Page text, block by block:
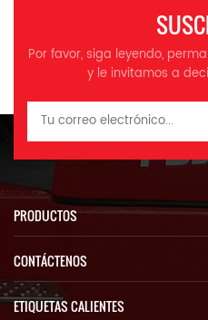
Por favor, siga leyendo,
y le invitamos a
PRODUCTOS
CONTÁCTENOS
ETIQUETAS CALIENTES